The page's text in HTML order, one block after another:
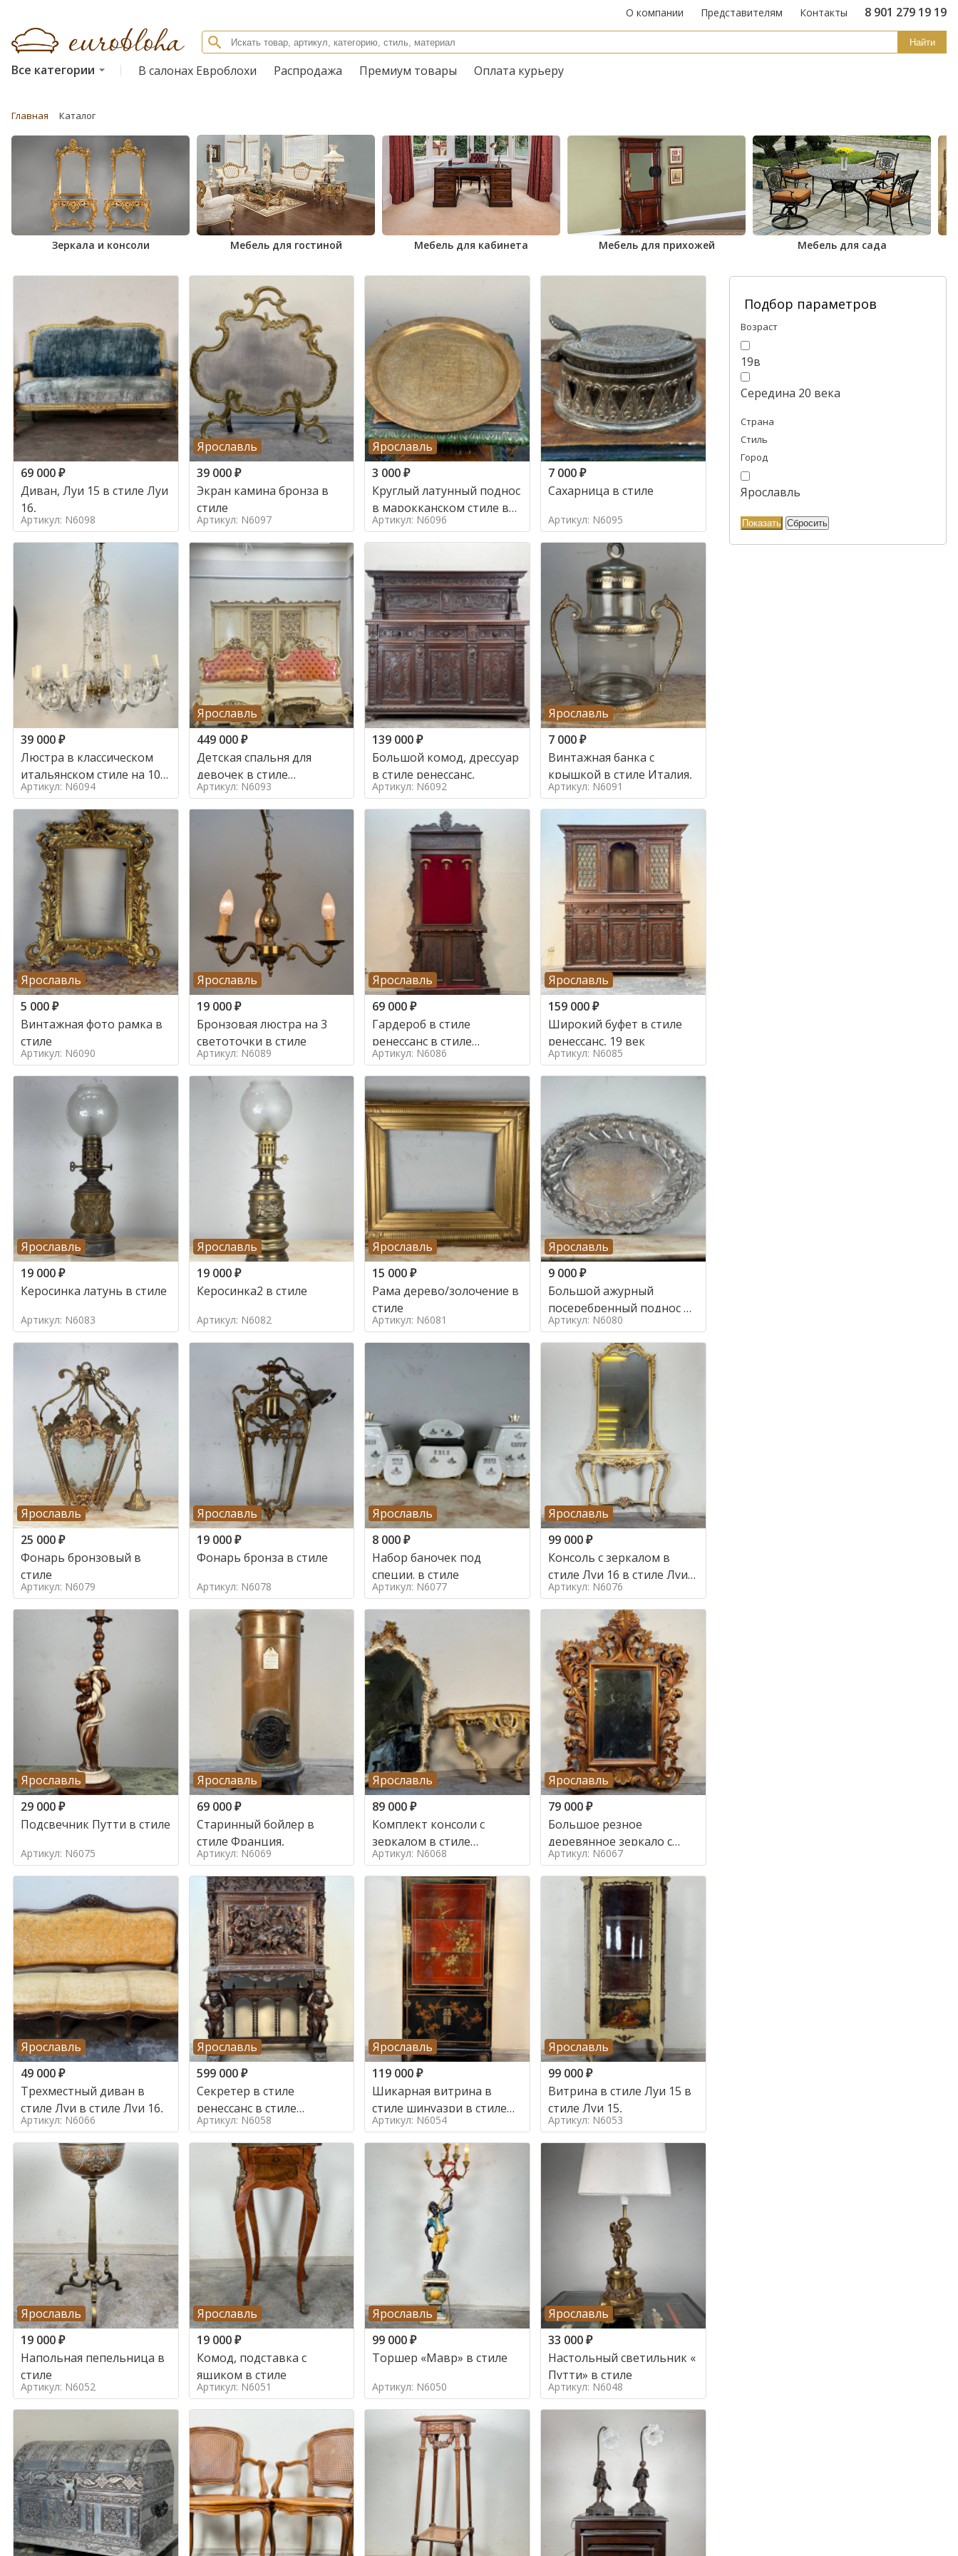
О компании Представителям Контакты 8 901 279 19 19
Найти
Все категории В салонах Евроблохи Распродажа Премиум товары Оплата курьеру
Главная Каталог
Зеркала и консоли Мебель для гостиной Мебель для кабинета Мебель для прихожей Мебель для сада
Подбор параметров
Возраст
19в
Середина 20 века
Страна
Стиль
Город
Ярославль
69 000₽
Диван, Луи 15 в стиле Луи
16,
Артикул: N6098
Ярославль
39 000₽
Экран камина бронза в
стиле
Артикул: N6097
Ярославль
3 000₽
Круглый латунный поднос
в марокканском стиле в
стиле
Артикул: N6096
7 000₽
Сахарница в стиле
Артикул: N6095
39 000₽
Люстра в классическом
итальянском стиле на 10
ламп. в стиле
Артикул: N6094
Ярославль
449 000₽
Детская спальня для
девочек в стиле
итальянского барокко в
стиле
Артикул: N6093
139 000₽
Большой комод, дрессуар
в стиле ренессанс,
Артикул: N6092
Ярославль
7 000₽
Винтажная банка с
крышкой в стиле Италия,
Артикул: N6091
Ярославль
5 000₽
Винтажная фото рамка в
стиле
Артикул: N6090
Ярославль
19 000₽
Бронзовая люстра на 3
светоточки в стиле
Артикул: N6089
Ярославль
69 000₽
Гардероб в стиле
ренессанс в стиле
ренессанс,
Артикул: N6086
Ярославль
159 000₽
Широкий буфет в стиле
ренессанс, 19 век
Артикул: N6085
Ярославль
19 000₽
Керосинка латунь в стиле
Артикул: N6083
Ярославль
19 000₽
Керосинка2 в стиле
Артикул: N6082
Ярославль
15 000₽
Рама дерево/золочение в
стиле
Артикул: N6081
Ярославль
9 000₽
Большой ажурный
посеребренный поднос в
стиле
Артикул: N6080
Ярославль
25 000₽
Фонарь бронзовый в
стиле
Артикул: N6079
Ярославль
19 000₽
Фонарь бронза в стиле
Артикул: N6078
Ярославль
8 000₽
Набор баночек под
специи. в стиле
Артикул: N6077
Ярославль
99 000₽
Консоль с зеркалом в
стиле Луи 16 в стиле Луи
16, Италия,
Артикул: N6076
Ярославль
29 000₽
Подсвечник Путти в стиле
Артикул: N6075
Ярославль
69 000₽
Старинный бойлер в
стиле Франция,
Артикул: N6069
Ярославль
89 000₽
Комплект консоли с
зеркалом в стиле
ренессанс,
Артикул: N6068
Ярославль
79 000₽
Большое резное
деревянное зеркало с
золочением в стиле
Артикул: N6067
Ярославль
49 000₽
Трехместный диван в
стиле Луи в стиле Луи 16,
Артикул: N6066
Ярославль
599 000₽
Секретер в стиле
ренессанс в стиле
ренессанс, 19 век
Артикул: N6058
Ярославль
119 000₽
Шикарная витрина в
стиле шинуазри в стиле
шинуазри,
Артикул: N6054
Ярославль
99 000₽
Витрина в стиле Луи 15 в
стиле Луи 15,
Артикул: N6053
Ярославль
19 000₽
Напольная пепельница в
стиле
Артикул: N6052
Ярославль
19 000₽
Комод, подставка с
ящиком в стиле
Артикул: N6051
Ярославль
99 000₽
Торшер «Мавр» в стиле
Артикул: N6050
Ярославль
33 000₽
Настольный светильник «
Путти» в стиле
Артикул: N6048